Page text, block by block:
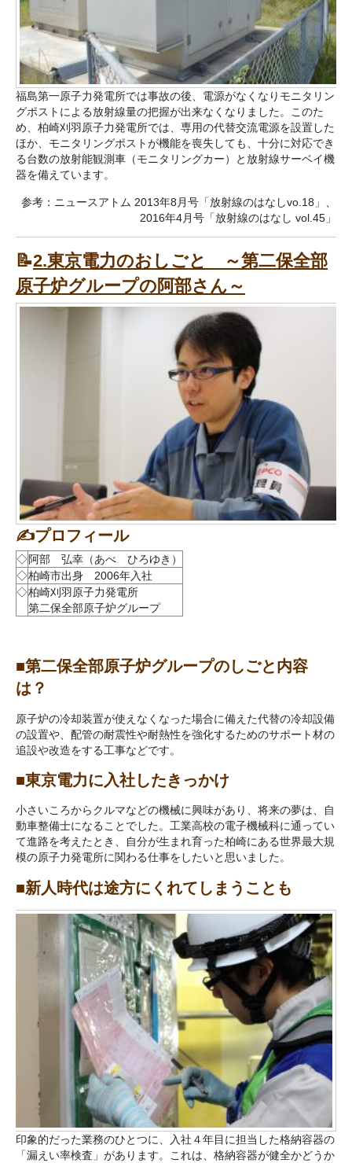
福島第一原子力発電所では事故の後、電源がなくなりモニタリン
グポストによる放射線量の把握が出来なくなりました。このた
め、柏崎刈羽原子力発電所では、専用の代替交流電源を設置した
ほか、モニタリングポストが機能を喪失しても、十分に対応でき
る台数の放射能観測車（モニタリングカー）と放射線サーベイ機
器を備えています。
参考：ニュースアトム 2013年8月号「放射線のはなしvo.18」、
2016年4月号「放射線のはなし vol.45」
📝2.東京電力のおしごと ～第二保全部
原子炉グループの阿部さん～
✍プロフィール
◇阿部 弘幸（あべ ひろゆき）
◇柏崎市出身 2006年入社
◇柏崎刈羽原子力発電所
第二保全部原子炉グループ
■第二保全部原子炉グループのしごと内容
は？
原子炉の冷却装置が使えなくなった場合に備えた代替の冷却設備
の設置や、配管の耐震性や耐熱性を強化するためのサポート材の
追設や改造をする工事などです。
■東京電力に入社したきっかけ
小さいころからクルマなどの機械に興味があり、将来の夢は、自
動車整備士になることでした。工業高校の電子機械科に通ってい
て進路を考えたとき、自分が生まれ育った柏崎にある世界最大規
模の原子力発電所に関わる仕事をしたいと思いました。
■新人時代は途方にくれてしまうことも
印象的だった業務のひとつに、入社４年目に担当した格納容器の
「漏えい率検査」があります。これは、格納容器が健全かどうか